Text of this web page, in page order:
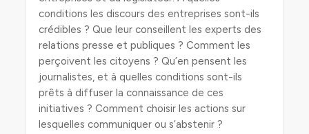
conditions les discours des entreprises sont-ils
crédibles ? Que leur conseillent les experts des
relations presse et publiques ? Comment les
perçoivent les citoyens ? Qu’en pensent les
journalistes, et à quelles conditions sont-ils
prêts à diffuser la connaissance de ces
initiatives ? Comment choisir les actions sur
lesquelles communiquer ou s’abstenir ?